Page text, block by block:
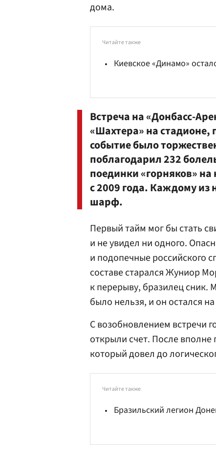
дома.
Читайте также
Киевское «Динамо»
Встреча на «Донбасс-
«Шахтера» на
событие было
поблагодарил 232
поединки «горняков»
с 2009 года. Каждому
шарф.
Первый тайм мог бы стать
и не увидел ни одного.
и подопечные российского
составе старался Жуниор
к перерыву, бразилец сник.
было нельзя, и он остался
С возобновлением встречи
открыли счет. После вполне
который довел до
Читайте также
Бразильский легион